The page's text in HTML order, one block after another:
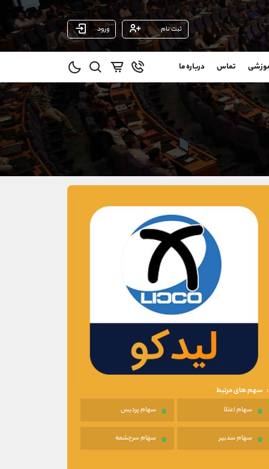
ثبت نام ورود
تماس درباره ما
سهم های مرتبط
سهام اعتلا سهام پردیس
سهام سدبیر سهام سرچشمه
(فائزه تهرانی)
09101364784
واتساپ شروع گفتگو
تلگرام @Armteam_admin_104
021-22021030
90001030
@alireza.mehrabii
@alirezamehrabi_com
@alirezamehrabi_official